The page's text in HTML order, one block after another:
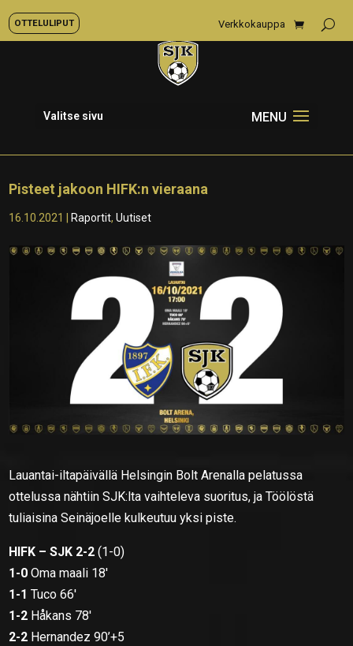
OTTELULIPUT Verkkokauppa
Valitse sivu
Pisteet jakoon HIFK:n vieraana
16.10.2021 Raportit,Uutiset
Lauantai-iltapäivällä Helsingin Bolt Arenalla pelatussa
ottelussa nähtiin SJK:lta vaihteleva suoritus, ja Töölöstä
tuliaisina Seinäjoelle kulkeutuu yksi piste.
HIFK – SJK 2-2 (1-0)
1-0 Oma maali 18′
1-1Tuco 66′
1-2 Håkans 78′
2-2 Hernandez 90’+5